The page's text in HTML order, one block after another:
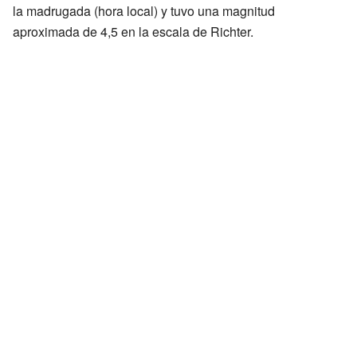
la madrugada (hora local) y tuvo una magnitud
aproximada de 4,5 en la escala de Richter.